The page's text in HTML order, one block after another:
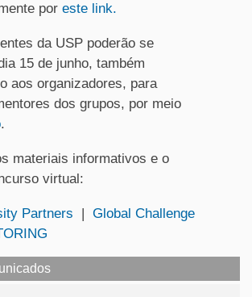
por este link.
da USP poderão se
15 de junho, também
aos organizadores, para
dos grupos, por meio
.
materiais informativos e o
virtual:
Partners | Global Challenge